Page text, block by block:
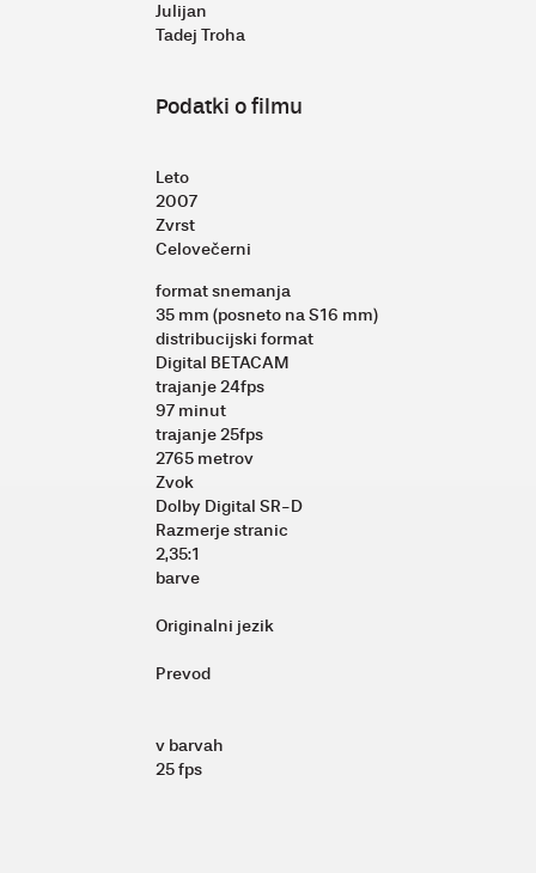
Julijan
Tadej Troha
Podatki o filmu
Leto
2007
Zvrst
Celovečerni
format snemanja
35 mm (posneto na S16 mm)
distribucijski format
Digital BETACAM
trajanje 24fps
97 minut
trajanje 25fps
2765 metrov
Zvok
Dolby Digital SR-D
Razmerje stranic
2,35:1
barve
Originalni jezik
Prevod
v barvah
25 fps